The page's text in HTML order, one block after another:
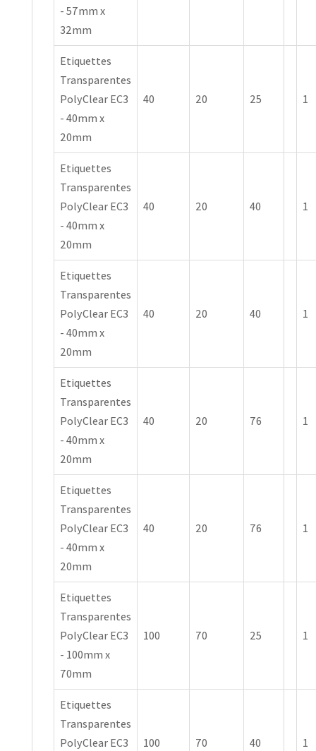
- 57mm x
32mm
Etiquettes
Transparentes
PolyClear EC3
- 40mm x
20mm
40 20 25 1
Etiquettes
Transparentes
PolyClear EC3
- 40mm x
20mm
40 20 40 1
Etiquettes
Transparentes
PolyClear EC3
- 40mm x
20mm
40 20 40 1
Etiquettes
Transparentes
PolyClear EC3
- 40mm x
20mm
40 20 76 1
Etiquettes
Transparentes
PolyClear EC3
- 40mm x
20mm
40 20 76 1
Etiquettes
Transparentes
PolyClear EC3
- 100mm x
70mm
100 70 25 1
Etiquettes
Transparentes
PolyClear EC3
100 70 40 1